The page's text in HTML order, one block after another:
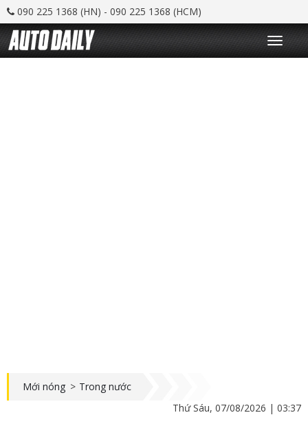
090 225 1368 (HN) - 090 225 1368 (HCM)
T
o
g
Mới nóng > Trong nước
Thứ Sáu, 07/08/2026 | 03:37